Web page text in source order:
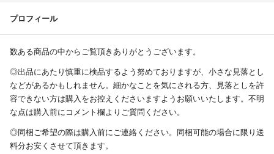
プロフィール
数ある商品の中からご覧頂きありがとうございます。
◎出品にあたり慎重に検品するよう努めておりますが、小さな見落とし
などがあるかもしれません。細かなことを気にされる方、見落としを許
容できない方は購入をお控えくださいますようお願いいたします。不明
な点は購入前にコメント欄よりご質問ください。
◎同梱ご希望の際は購入前にご連絡ください。同梱可能の場合に限り送
料分お安くさせて頂きます。